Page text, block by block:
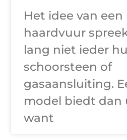
Het idee van
haardvuur
lang niet ieder
schoorsteen of
gasaansluiting.
model biedt dan
want